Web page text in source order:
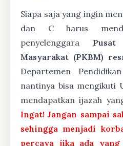
Siapa saja yang ingin
dan C harus
penyelenggara
Masyarakat (PKBM)
Departemen
nantinya bisa mengikuti
mendapatkan ijazah
Ingat! Jangan sampai
sehingga menjadi
percaya jika ada yang